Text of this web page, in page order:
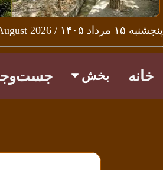
پنجشنبه ۱۵ مرداد ۱۴۰۵ / Thursday 6th August 2026
خانه بخش